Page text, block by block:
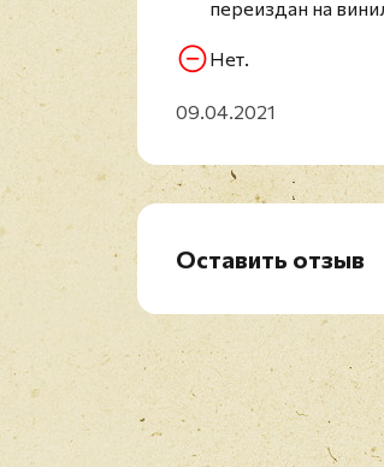
D1. The Everlasting
D2. Last December
D3. Untitled
переиздан на
Нет.
09.04.2021
Оставить отзыв
Имя